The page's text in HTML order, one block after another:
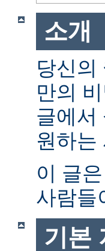
소개
당신의
만의
글에서
원하는
이 글
사람들
기본